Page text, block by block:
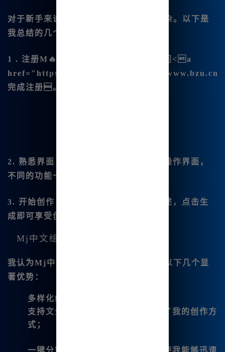
对于新手来说，使用Mj中文绘画并不复杂。以下是
我总结的几个简单步骤：
1 . 注册M🔥idjourney中文版账号
- 访问<a
href="https://www.bzu|.cn">https://www.bzu.cn
完成注册。
2. 熟悉界面
- 登录后，可以看到友好的操作界面，
不同的功能一目了然。
3. 开始创作
- 输入你想要绘制的内容描述，点击生
成即可享受创作的乐趣。
Mj中文绘画的优势
我认为Mj中文绘画相较于其他工具，有以下几个显
著优势：
多样化绘图功能：
支持文生图、图生图，极大地扩展了我的创作方
式；
一键分割图片和四宫格生成功能，使我能够迅速